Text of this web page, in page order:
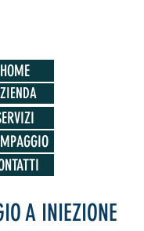
HOME
A INIEZIONE